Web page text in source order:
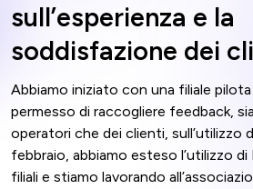
sull’esperienza e la
soddisfazione dei
Abbiamo iniziato con una filiale
permesso di raccogliere feedback,
operatori che dei clienti, sull’utilizzo
febbraio, abbiamo esteso l’utilizzo
filiali e stiamo lavorando